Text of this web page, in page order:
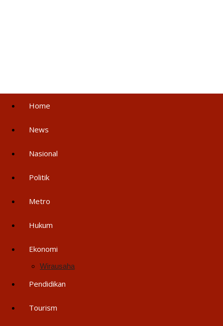
Home
News
Nasional
Politik
Metro
Hukum
Ekonomi
Wirausaha
Pendidikan
Tourism